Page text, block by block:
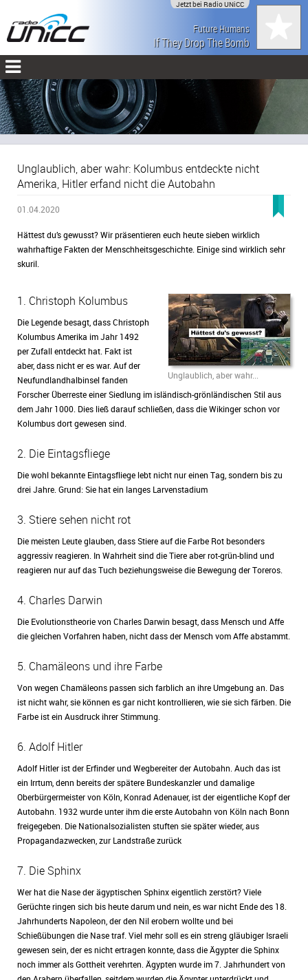
Jetzt bei Radio UNiCC
Future Humans
If They Drop The Bomb
Unglaublich, aber wahr: Kolumbus entdeckte nicht
Amerika, Hitler erfand nicht die Autobahn
01.04.2020
Hättest du’s gewusst? Wir präsentieren euch heute sieben wirklich
wahrhaftige Fakten der Menschheitsgeschichte. Einige sind wirklich sehr
skuril.
Unglaublich, aber wahr...
1. Christoph Kolumbus
Die Legende besagt, dass Christoph
Kolumbus Amerika im Jahr 1492
per Zufall entdeckt hat. Fakt ist
aber, dass nicht er es war. Auf der
Neufundlandhalbinsel fanden
Forscher Überreste einer Siedlung im isländisch-grönländischen Stil aus
dem Jahr 1000. Dies ließ darauf schließen, dass die Wikinger schon vor
Kolumbus dort gewesen sind.
2. Die Eintagsfliege
Die wohl bekannte Eintagsfliege lebt nicht nur einen Tag, sondern bis zu
drei Jahre. Grund: Sie hat ein langes Larvenstadium
3. Stiere sehen nicht rot
Die meisten Leute glauben, dass Stiere auf die Farbe Rot besonders
aggressiv reagieren. In Wahrheit sind die Tiere aber rot-grün-blind und
reagieren nur auf das Tuch beziehungsweise die Bewegung der Toreros.
4. Charles Darwin
Die Evolutionstheorie von Charles Darwin besagt, dass Mensch und Affe
die gleichen Vorfahren haben, nicht dass der Mensch vom Affe abstammt.
5. Chamäleons und ihre Farbe
Von wegen Chamäleons passen sich farblich an ihre Umgebung an. Das
ist nicht wahr, sie können es gar nicht kontrollieren, wie sie sich färben. Die
Farbe ist ein Ausdruck ihrer Stimmung.
6. Adolf Hitler
Adolf Hitler ist der Erfinder und Wegbereiter der Autobahn. Auch das ist
ein Irrtum, denn bereits der spätere Bundeskanzler und damalige
Oberbürgermeister von Köln, Konrad Adenauer, ist der eigentliche Kopf der
Autobahn. 1932 wurde unter ihm die erste Autobahn von Köln nach Bonn
freigegeben. Die Nationalsozialisten stuften sie später wieder, aus
Propagandazwecken, zur Landstraße zurück
7. Die Sphinx
Wer hat die Nase der ägyptischen Sphinx eigentlich zerstört? Viele
Gerüchte ringen sich bis heute darum und nein, es war nicht Ende des 18.
Jahrhunderts Napoleon, der den Nil erobern wollte und bei
Schießübungen die Nase traf. Viel mehr soll es ein streng gläubiger Israeli
gewesen sein, der es nicht ertragen konnte, dass die Ägypter die Sphinx
noch immer als Gottheit verehrten. Ägypten wurde im 7. Jahrhundert von